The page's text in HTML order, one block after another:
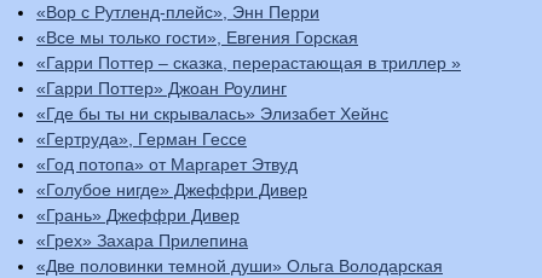
«Вор с Рутленд-плейс», Энн Перри
«Все мы только гости», Евгения Горская
«Гарри Поттер – сказка, перерастающая в триллер »
«Гарри Поттер» Джоан Роулинг
«Где бы ты ни скрывалась» Элизабет Хейнс
«Гертруда», Герман Гессе
«Год потопа» от Маргарет Этвуд
«Голубое нигде» Джеффри Дивер
«Грань» Джеффри Дивер
«Грех» Захара Прилепина
«Две половинки темной души» Ольга Володарская